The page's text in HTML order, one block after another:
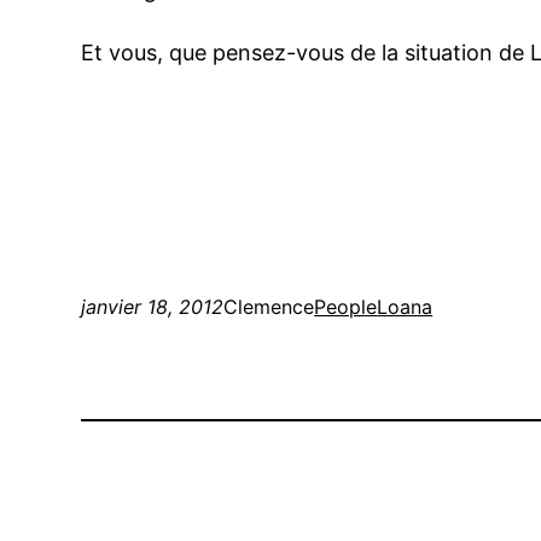
Et vous, que pensez-vous de la situation de
janvier 18, 2012ClemencePeopleLoana